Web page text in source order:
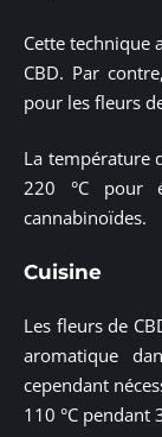
Cette technique
CBD. Par
pour les fleurs
La température
220 °C pour
cannabinoïdes.
Cuisine
Les fleurs de
aromatique
cependant
110 °C pendant